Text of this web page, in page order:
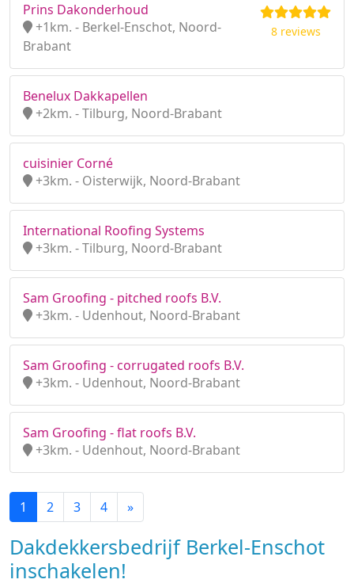
Prins Dakonderhoud
+1km. - Berkel-Enschot, Noord-
Brabant
8 reviews
Benelux Dakkapellen
+2km. - Tilburg, Noord-Brabant
cuisinier Corné
+3km. - Oisterwijk, Noord-Brabant
International Roofing Systems
+3km. - Tilburg, Noord-Brabant
Sam Groofing - pitched roofs B.V.
+3km. - Udenhout, Noord-Brabant
Sam Groofing - corrugated roofs B.V.
+3km. - Udenhout, Noord-Brabant
Sam Groofing - flat roofs B.V.
+3km. - Udenhout, Noord-Brabant
1 2 3 4 »
Dakdekkersbedrijf Berkel-Enschot
inschakelen!